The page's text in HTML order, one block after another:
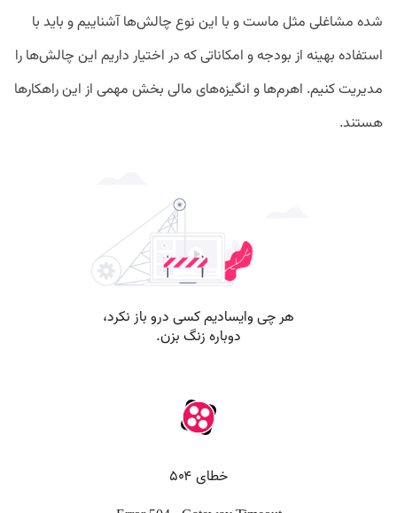
شده مشاغلی مثل ماست و با این نوع چالش‌ها آشناییم و باید با
استفاده بهینه از بودجه و امکاناتی که در اختیار داریم این چالش‌ها را
مدیریت کنیم. اهرم‌‌ها و انگیزه‌های مالی بخش مهمی از این راهکارها
هستند.